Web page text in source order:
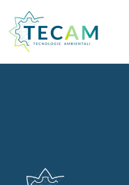
Skip to main content